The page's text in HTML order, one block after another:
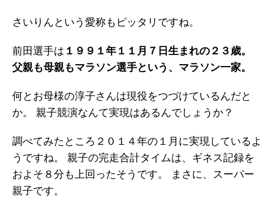
さいりんという愛称もピッタリですね。
前田選手は １９９１年１１月７日生まれの２３歳。
父親も母親もマラソン選手という、マラソン一家。
何とお母様の淳子さんは現役をつづけているんだと
か。 親子競演なんて実現はあるんでしょうか？
調べてみたところ２０１４年の１月に実現しているよ
うですね。 親子の完走合計タイムは、ギネス記録を
およそ８分も上回ったそうです。 まさに、スーパー
親子です。